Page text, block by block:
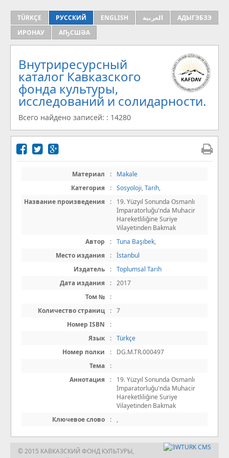
TÜRKÇE РУССКИЙ ENGLISH العربية
АДЫГЭБЗЭ
ИРОНАУ
АҦСШӘА
Внутриресурсный
каталог Кавказского
фонда культуры,
исследований и солидарности.
Всего найдено записей: : 14280
Материал :
Makale
Категория
: Sosyoloji,Tarih,
Название произведения
:
19. Yüzyıl Sonunda Osmanlı
İmparatorluğu'nda Muhacir
Hareketliliğine Suriye
Vilayetinden Bakmak
Автор
: Tuna Başıbek,
Место издания
: İstanbul
Издатель
: Toplumsal Tarih
Дата издания
: 2017
Том №
:
Количество страниц
: 7
Номер ISBN
:
Язык
: Türkçe
Номер полки
:
DG.M.TR.000497
Тема
:
Аннотация
:
19. Yüzyıl Sonunda Osmanlı
İmparatorluğu'nda Muhacir
Hareketliliğine Suriye
Vilayetinden Bakmak
Ключевое слово
: ,
© 2015 КАВКАЗСКИЙ ФОНД КУЛЬТУРЫ,